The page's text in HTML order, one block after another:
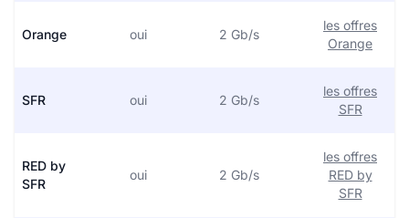
Orange oui 2 Gb/s
les offres
Orange
SFR oui 2 Gb/s
les offres
SFR
RED by
SFR
oui 2 Gb/s
les offres
RED by
SFR